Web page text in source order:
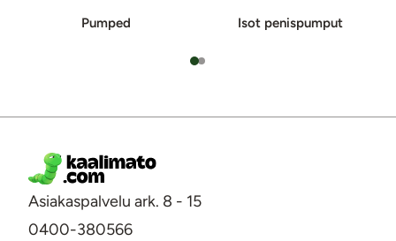
Pumped Isot penispumput
Asiakaspalvelu ark. 8 - 15
0400-380566